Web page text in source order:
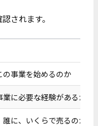
されます。
の事業を始めるのか
業に必要な経験があるか
誰に、いくらで売るのか